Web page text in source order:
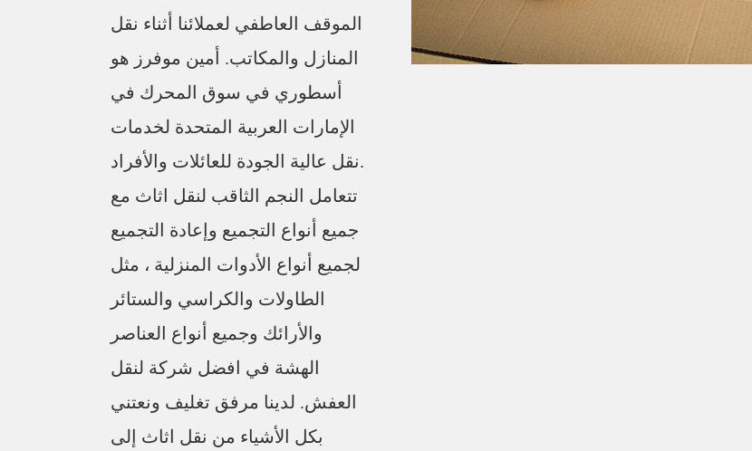
الموقف العاطفي لعملائنا أثناء نقل
المنازل والمكاتب. أمين موفرز هو
أسطوري في سوق المحرك في
الإمارات العربية المتحدة لخدمات
نقل عالية الجودة للعائلات والأفراد.
تتعامل النجم الثاقب لنقل اثاث مع
جميع أنواع التجميع وإعادة التجميع
لجميع أنواع الأدوات المنزلية ، مثل
الطاولات والكراسي والستائر
والأرائك وجميع أنواع العناصر
الهشة في افضل شركة لنقل
العفش. لدينا مرفق تغليف ونعتني
بكل الأشياء من نقل اثاث إلى